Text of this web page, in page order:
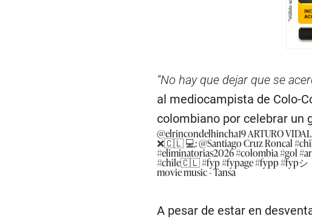
“No hay que dejar que se
al mediocampista de Colo-
colombiano por celebrar un
@elrincondelhincha19ARTURO
❌🇨🇱 💻: @Santiago Cruz Roncal
#eliminatorias2026#colombia#gol
#chile🇨🇱#fyp#fypage#fypp#fypシ゚
movie music - Tansa
A pesar de estar en